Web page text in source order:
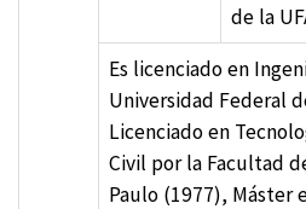
de la
Es licenciado en
Universidad Federal
Licenciado en
Civil por la Facultad
Paulo (1977), Máster